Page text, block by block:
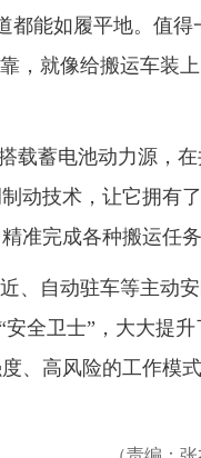
都能如履平地。值得
，就像给搬运车装上
载蓄电池动力源，在
动技术，让它拥有
准完成各种搬运任务
、自动驻车等主动
全卫士”，大大提升
、高风险的工作模式